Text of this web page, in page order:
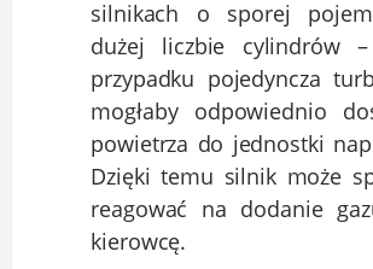
silnikach o sporej
dużej liczbie cylindrów
przypadku pojedyncza
mogłaby odpowiednio
powietrza do jednostki
Dzięki temu silnik może
reagować na dodanie
kierowcę.